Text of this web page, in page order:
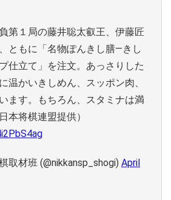
第１局の藤井聡太叡王、伊藤匠
ともに「名物ぽんきし膳―きし
仕立て」を注文。あっさりした
温かいきしめん、スッポン肉、
ます。もちろん、スタミナは満
本将棋連盟提供）
取材班 (@nikkansp_shogi) April